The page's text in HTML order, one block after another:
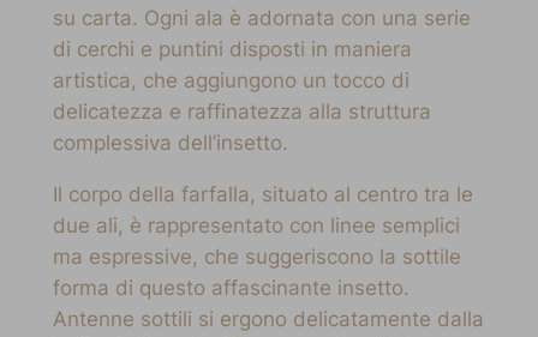
su carta. Ogni ala è adornata con una serie
di cerchi e puntini disposti in maniera
artistica, che aggiungono un tocco di
delicatezza e raffinatezza alla struttura
complessiva dell’insetto.
Il corpo della farfalla, situato al centro tra le
due ali, è rappresentato con linee semplici
ma espressive, che suggeriscono la sottile
forma di questo affascinante insetto.
Antenne sottili si ergono delicatamente dalla